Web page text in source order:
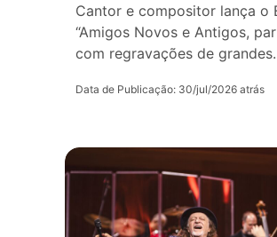
Cantor e compositor lança o
“Amigos Novos e Antigos,
com regravações de
Data de Publicação: 30/jul/2026 atrás